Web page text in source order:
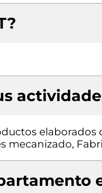
elaborados
mecanizado,